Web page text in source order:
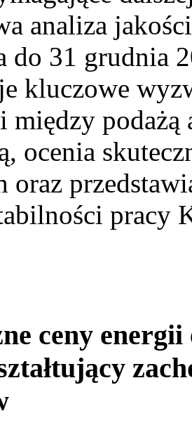
analiza
do 31 grudnia
kluczowe
między podażą
ocenia
pracy
ceny